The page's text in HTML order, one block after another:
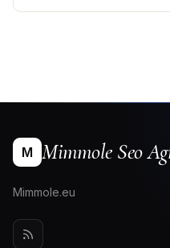
M Mimmole Seo
Mimmole.eu